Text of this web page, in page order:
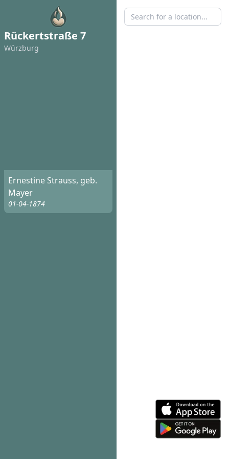
Rückertstraße 7
Würzburg
Ernestine Strauss, geb.
Mayer
01-04-1874